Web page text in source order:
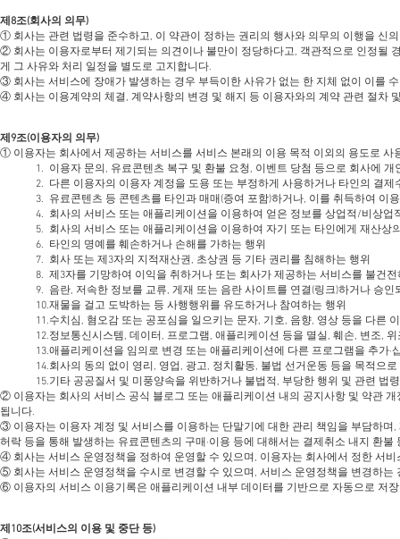
제8조(회사의 의무)
① 회사는 관련 법령을 준수하고, 이 약관이 정하는 권리의 행사와 의무의 이행을 신
② 회사는 이용자로부터 제기되는 의견이나 불만이 정당하다고, 객관적으로 인정될
게 그 사유와 처리 일정을 별도로 고지합니다.
③ 회사는 서비스에 장애가 발생하는 경우 부득이한 사유가 없는 한 지체 없이 이를
④ 회사는 이용계약의 체결, 계약사항의 변경 및 해지 등 이용자와의 계약 관련 절차
제9조(이용자의 의무)
① 이용자는 회사에서 제공하는 서비스를 서비스 본래의 이용 목적 이외의 용도로
1. 이용자 문의, 유료콘텐츠 복구 및 환불 요청, 이벤트 당첨 등으로 회사에
2. 다른 이용자의 이용자 계정을 도용 또는 부정하게 사용하거나 타인의 결
3. 유료콘텐츠 등 콘텐츠를 타인과 매매(증여 포함)하거나, 이를 취득하여 이
4. 회사의 서비스 또는 애플리케이션을 이용하여 얻은 정보를 상업적/비상
5. 회사의 서비스 또는 애플리케이션을 이용하여 자기 또는 타인에게 재산상
6. 타인의 명예를 훼손하거나 손해를 가하는 행위
7. 회사 또는 제3자의 지적재산권, 초상권 등 기타 권리를 침해하는 행위
8. 제3자를 기망하여 이익을 취하거나 또는 회사가 제공하는 서비스를 불건
9. 음란, 저속한 정보를 교류, 게재 또는 음란 사이트를 연결(링크)하거나 승
10.재물을 걸고 도박하는 등 사행행위를 유도하거나 참여하는 행위
11.수치심, 혐오감 또는 공포심을 일으키는 문자, 기호, 음향, 영상 등을 다른
12.정보통신시스템, 데이터, 프로그램, 애플리케이션 등을 멸실, 훼손, 변조,
13.애플리케이션을 임의로 변경 또는 애플리케이션에 다른 프로그램을 추가
14.회사의 동의 없이 영리, 영업, 광고, 정치활동, 불법 선거운동 등을 목적으
15.기타 공공질서 및 미풍양속을 위반하거나 불법적, 부당한 행위 및 관련 법
② 이용자는 회사의 서비스 공식 블로그 또는 애플리케이션 내의 공지사항 및 약관
됩니다.
③ 이용자는 이용자 계정 및 서비스를 이용하는 단말기에 대한 관리 책임을 부담하
허락 등을 통해 발생하는 유료콘텐츠의 구매∙이용 등에 대해서는 결제취소 내지 환불
④ 회사는 서비스 운영정책을 정하여 운영할 수 있으며, 이용자는 회사에서 정한 서
⑤ 회사는 서비스 운영정책을 수시로 변경할 수 있으며, 서비스 운영정책을 변경하는
⑥ 이용자의 서비스 이용기록은 애플리케이션 내부 데이터를 기반으로 자동으로 저
제10조(서비스의 이용 및 중단 등)